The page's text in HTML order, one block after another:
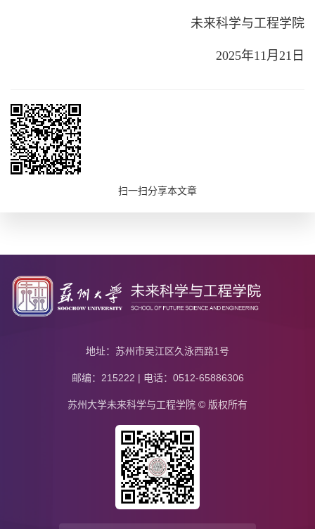
未来科学与工程学院
2025年11月21日
扫一扫分享本文章
地址：苏州市吴江区久泳西路1号
邮编：215222 | 电话：0512-65886306
苏州大学未来科学与工程学院 © 版权所有